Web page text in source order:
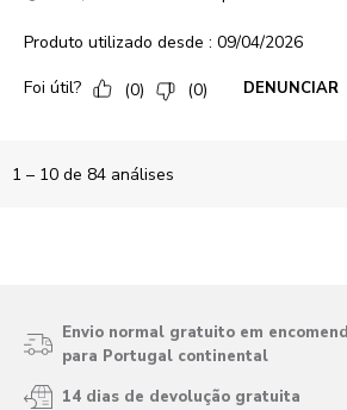
Envio normal gratuito em
para Portugal continental
14 dias de devolução gratuita